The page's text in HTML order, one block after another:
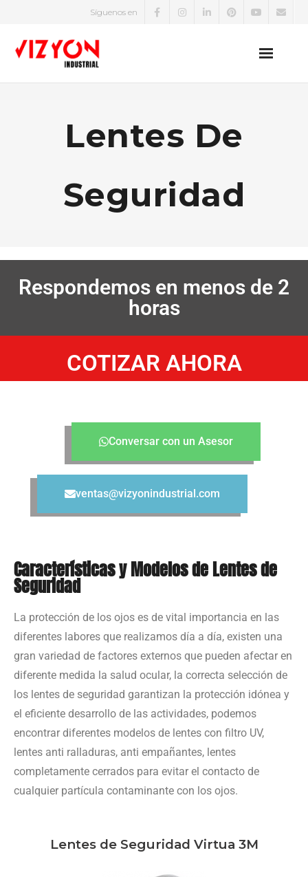
Síguenos en
Zapatos de Seguridad
Protección Eléctrica
Lentes De
Seguridad
Respondemos en menos de 2
horas
COTIZAR AHORA
Conversar con un Asesor
ventas@vizyonindustrial.com
Características y Modelos de Lentes de
Seguridad
La protección de los ojos es de vital importancia en las
diferentes labores que realizamos día a día, existen una
gran variedad de factores externos que pueden afectar en
diferente medida la salud ocular, la correcta selección de
los lentes de seguridad garantizan la protección idónea y
el eficiente desarrollo de las actividades, podemos
encontrar diferentes modelos de lentes con filtro UV,
lentes anti ralladuras, anti empañantes, lentes
completamente cerrados para evitar el contacto de
cualquier partícula contaminante con los ojos.
Lentes de Seguridad Virtua 3M